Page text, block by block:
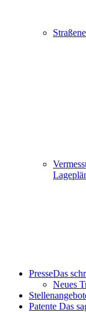
PresseDas
Neues
Patente Das